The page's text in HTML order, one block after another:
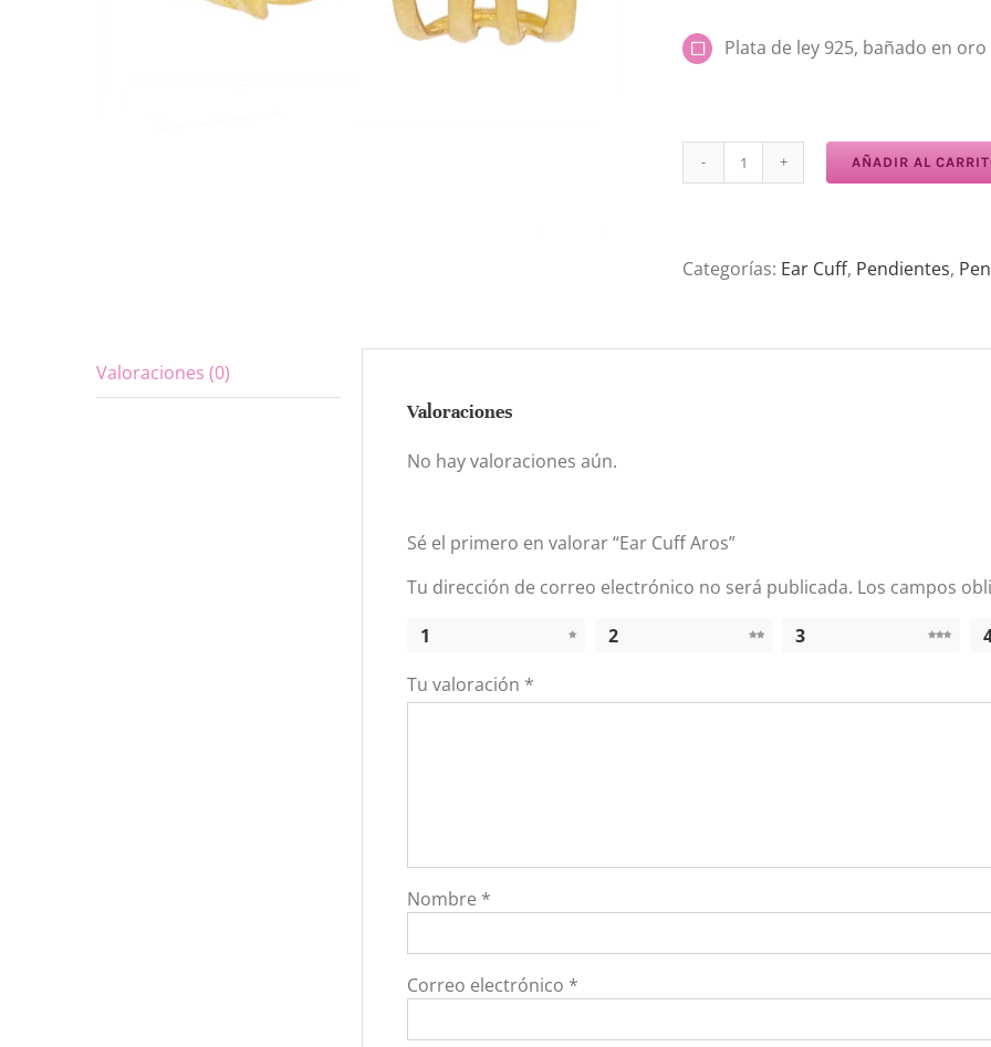
Plata de ley 925, bañado en
Ear
AÑADIR AL
Categorías: Ear Cuff, Pendientes,
Valoraciones (0)
Valoraciones
No hay valoraciones aún.
Sé el primero en valorar “Ear Cuff Aros”
Tu dirección de correo electrónico no será publicada. Los campos
1
2 3
Tu valoración *
Nombre *
Correo electrónico *